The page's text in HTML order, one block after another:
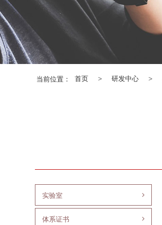
当前位置： 首页 > 研发中心 >
实验室
体系证书